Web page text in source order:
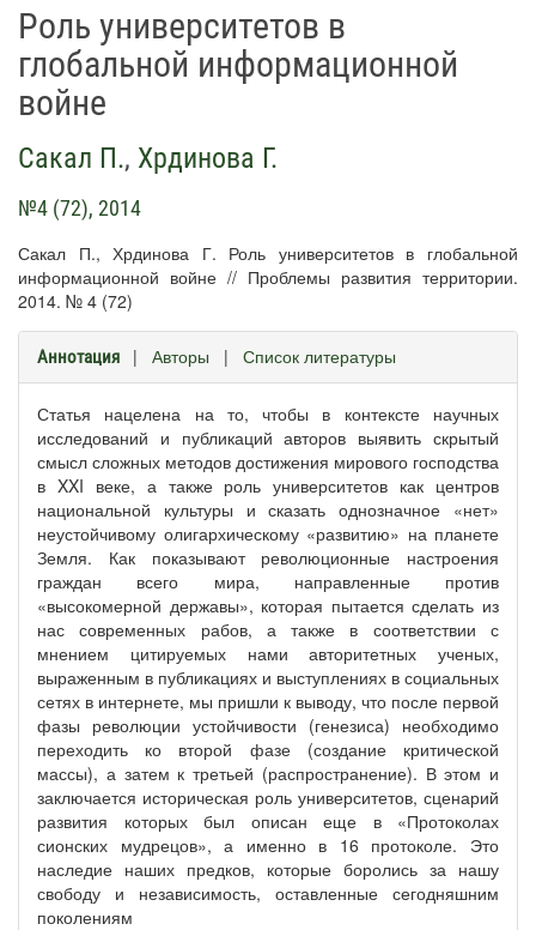
Роль университетов в
глобальной информационной
войне
Сакал П., Хрдинова Г.
№4 (72), 2014
Сакал П., Хрдинова Г. Роль университетов в глобальной
информационной войне // Проблемы развития территории.
2014. № 4 (72)
Аннотация | Авторы | Список литературы
Статья нацелена на то, чтобы в контексте научных
исследований и публикаций авторов выявить скрытый
смысл сложных методов достижения мирового господства
в XXI веке, а также роль университетов как центров
национальной культуры и сказать однозначное «нет»
неустойчивому олигархическому «развитию» на планете
Земля. Как показывают революционные настроения
граждан всего мира, направленные против
«высокомерной державы», которая пытается сделать из
нас современных рабов, а также в соответствии с
мнением цитируемых нами авторитетных ученых,
выраженным в публикациях и выступлениях в социальных
сетях в интернете, мы пришли к выводу, что после первой
фазы революции устойчивости (генезиса) необходимо
переходить ко второй фазе (создание критической
массы), а затем к третьей (распространение). В этом и
заключается историческая роль университетов, сценарий
развития которых был описан еще в «Протоколах
сионских мудрецов», а именно в 16 протоколе. Это
наследие наших предков, которые боролись за нашу
свободу и независимость, оставленные сегодняшним
поколениям